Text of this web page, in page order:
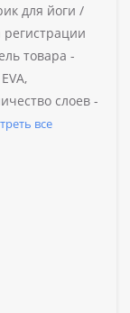
для йоги /
регистрации
товара -
EVA,
слоев -
все